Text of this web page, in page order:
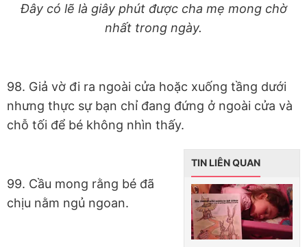
Đây có lẽ là giây phút được cha mẹ mong chờ
nhất trong ngày.
98. Giả vờ đi ra ngoài cửa hoặc xuống tầng dưới
nhưng thực sự bạn chỉ đang đứng ở ngoài cửa và
chỗ tối để bé không nhìn thấy.
TIN LIÊN QUAN
99. Cầu mong rằng bé đã
chịu nằm ngủ ngoan.